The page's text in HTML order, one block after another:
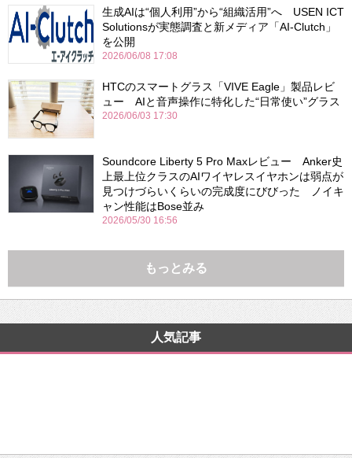
生成AIは“個人利用”から“組織活用”へ USEN ICT
Solutionsが実態調査と新メディア「AI-Clutch」
を公開
2026/06/08 17:08
HTCのスマートグラス「VIVE Eagle」製品レビ
ュー AIと音声操作に特化した“日常使い”グラス
2026/06/03 17:30
Soundcore Liberty 5 Pro Maxレビュー Anker史
上最上位クラスのAIワイヤレスイヤホンは弱点が
見つけづらいくらいの完成度にびびった ノイキ
ャン性能はBose並み
2026/05/30 16:56
もっとみる
人気記事